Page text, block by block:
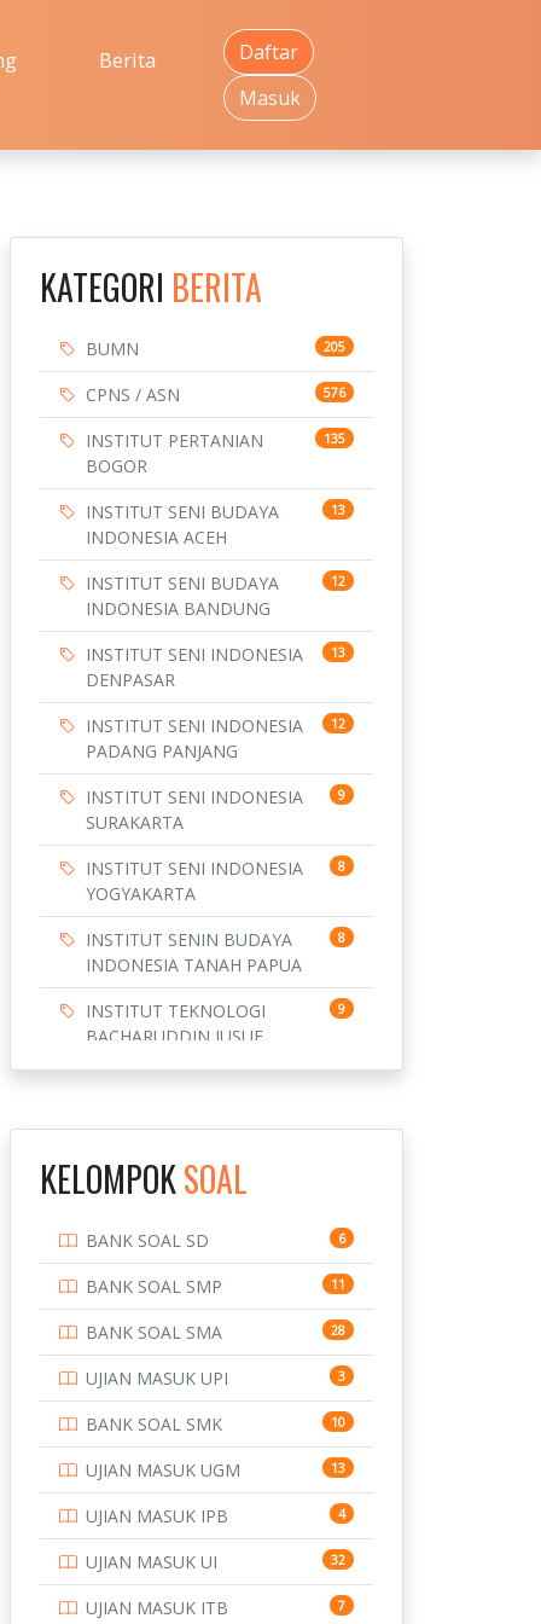
Berita
Daftar
Masuk
KATEGORI BERITA
BUMN 205
CPNS / ASN 576
INSTITUT PERTANIAN
BOGOR
135
INSTITUT SENI BUDAYA
INDONESIA ACEH
13
INSTITUT SENI BUDAYA
INDONESIA BANDUNG
12
INSTITUT SENI INDONESIA
DENPASAR
13
INSTITUT SENI INDONESIA
PADANG PANJANG
12
INSTITUT SENI INDONESIA
SURAKARTA
9
INSTITUT SENI INDONESIA
YOGYAKARTA
8
INSTITUT SENIN BUDAYA
INDONESIA TANAH PAPUA
8
INSTITUT TEKNOLOGI
BACHARUDDIN JUSUF
9
BANDUNG
INSTITUT TEKNOLOGI
INSTITUT TEKNOLOGI
SEPULUH NOVEMBER
10
INSTITUT TEKNOLOGI
SUMATERA
9
IPDN / STPDN 148
PENDIDIKAN 943
PERBANKAN 3
POLRI 169
POLTEK SSN 7
4
KELOMPOKSOAL
BANK SOAL SD 6
BANK SOAL SMP 11
BANK SOAL SMA 28
UJIAN MASUK UPI 3
BANK SOAL SMK 10
UJIAN MASUK UGM 13
UJIAN MASUK IPB 4
UJIAN MASUK UI 32
UJIAN MASUK ITB 7